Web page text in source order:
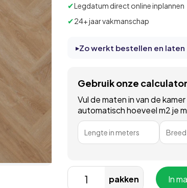
✔Legdatum direct online inplannen
✔24+ jaar vakmanschap
Zo werkt bestellen en laten
Gebruik onze calculator
Vul de maten in van de
automatisch hoeveel m2 je
Lengte in meters
pakken In